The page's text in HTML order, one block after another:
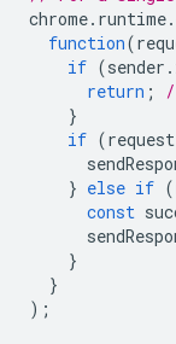
chrome. runtime.
function(
if (sender .
return ;
}
if (request
} else if (
const
}
}
);